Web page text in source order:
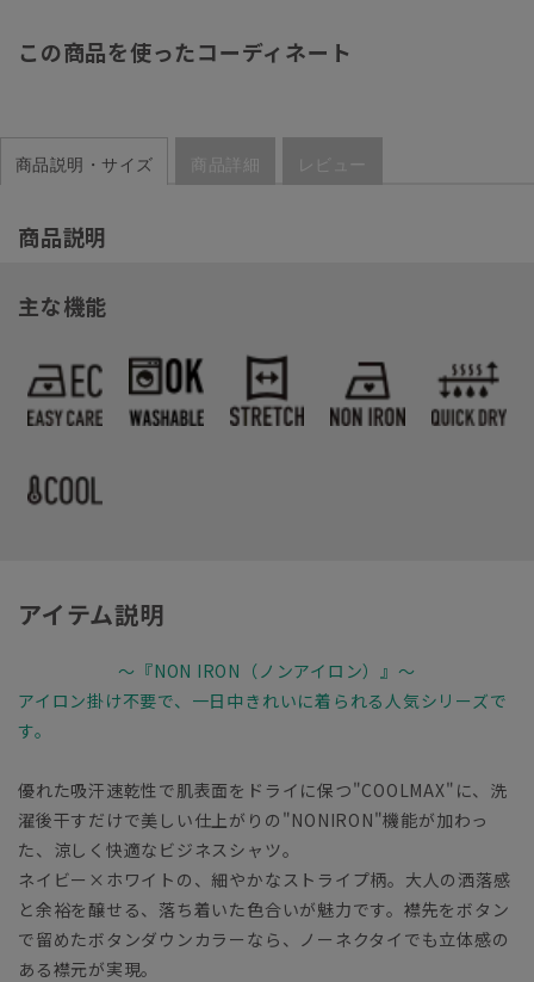
この商品を使ったコーディネート
商品説明・サイズ 商品詳細 レビュー
商品説明
主な機能
アイテム説明
～『NON IRON（ノンアイロン）』～
アイロン掛け不要で、一日中きれいに着られる人気シリーズで
す。
優れた吸汗速乾性で肌表面をドライに保つ"COOLMAX"に、洗
濯後干すだけで美しい仕上がりの"NONIRON"機能が加わっ
た、涼しく快適なビジネスシャツ。
ネイビー×ホワイトの、細やかなストライプ柄。大人の洒落感
と余裕を醸せる、落ち着いた色合いが魅力です。襟先をボタン
で留めたボタンダウンカラーなら、ノーネクタイでも立体感の
ある襟元が実現。